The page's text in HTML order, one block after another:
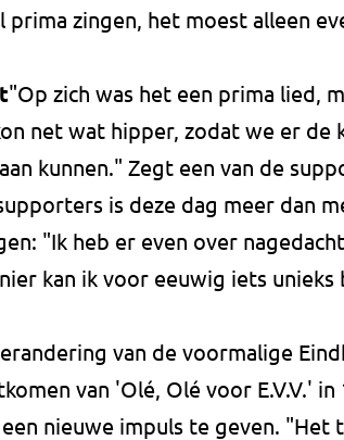
prima zingen, het moest alleen
"Op zich was het een prima lied,
net wat hipper, zodat we er
kunnen." Zegt een van de
is deze dag meer dan
"Ik heb er even over
kan ik voor eeuwig iets
van de voormalige
van 'Olé, Olé voor E.V.V.'
nieuwe impuls te geven. "Het